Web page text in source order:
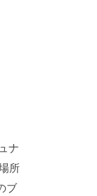
ナ
所
ブ